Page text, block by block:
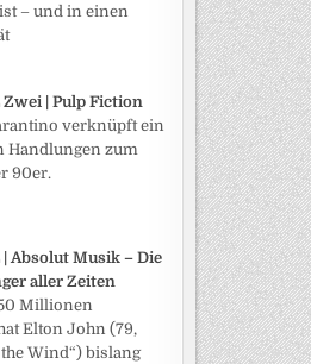
– und in einen
Zwei | Pulp Fiction
verknüpft ein
Handlungen zum
90er.
| Absolut Musik – Die
aller Zeiten
Millionen
Elton John (79,
Wind“) bislang